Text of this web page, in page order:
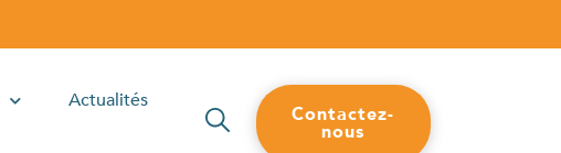
Actualités
Contactez-
nous